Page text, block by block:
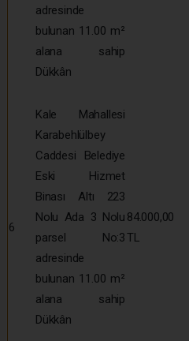
adresinde
bulunan 11.00 m²
alana sahip
Dükkân
6
Kale Mahallesi
Karabehlülbey
Caddesi Belediye
Eski Hizmet
Binası Altı 223
Nolu Ada 3 Nolu
parsel No:3
adresinde
bulunan 11.00 m²
alana sahip
Dükkân
84.000,00
TL